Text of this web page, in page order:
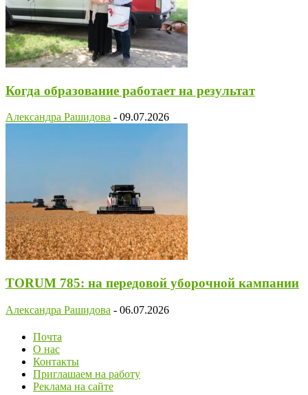
Когда образование работает на результат
Александра Рашидова - 09.07.2026
TORUM 785: на передовой уборочной кампании
Александра Рашидова - 06.07.2026
Почта
О нас
Контакты
Приглашаем на работу
Реклама на сайте